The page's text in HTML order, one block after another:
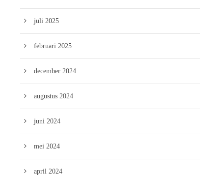
juli 2025
februari 2025
december 2024
augustus 2024
juni 2024
mei 2024
april 2024